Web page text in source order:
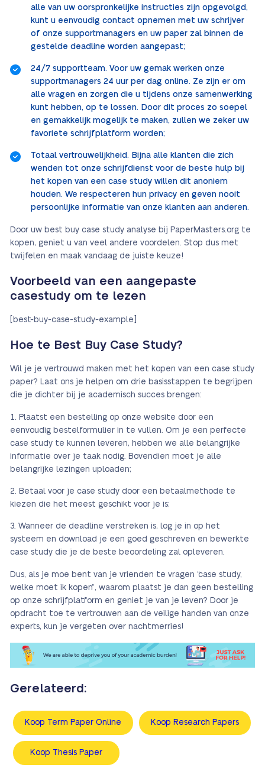
alle van uw oorspronkelijke instructies zijn opgevolgd,
kunt u eenvoudig contact opnemen met uw schrijver
of onze supportmanagers en uw paper zal binnen de
gestelde deadline worden aangepast;
24/7 supportteam. Voor uw gemak werken onze
supportmanagers 24 uur per dag online. Ze zijn er om
alle vragen en zorgen die u tijdens onze samenwerking
kunt hebben, op te lossen. Door dit proces zo soepel
en gemakkelijk mogelijk te maken, zullen we zeker uw
favoriete schrijfplatform worden;
Totaal vertrouwelijkheid. Bijna alle klanten die zich
wenden tot onze schrijfdienst voor de beste hulp bij
het kopen van een case study willen dit anoniem
houden. We respecteren hun privacy en geven nooit
persoonlijke informatie van onze klanten aan anderen.
Door uw best buy case study analyse bij PaperMasters.org te
kopen, geniet u van veel andere voordelen. Stop dus met
twijfelen en maak vandaag de juiste keuze!
Voorbeeld van een aangepaste
casestudy om te lezen
[best-buy-case-study-example]
Hoe te Best Buy Case Study?
Wil je je vertrouwd maken met het kopen van een case study
paper? Laat ons je helpen om drie basisstappen te begrijpen
die je dichter bij je academisch succes brengen:
Plaatst een bestelling op onze website door een
eenvoudig bestelformulier in te vullen. Om je een perfecte
case study te kunnen leveren, hebben we alle belangrijke
informatie over je taak nodig. Bovendien moet je alle
belangrijke lezingen uploaden;
Betaal voor je case study door een betaalmethode te
kiezen die het meest geschikt voor je is;
Wanneer de deadline verstreken is, log je in op het
systeem en download je een goed geschreven en bewerkte
case study die je de beste beoordeling zal opleveren.
Dus, als je moe bent van je vrienden te vragen “case study,
welke moet ik kopen”, waarom plaatst je dan geen bestelling
op onze schrijfplatform en geniet je van je leven? Door je
opdracht toe te vertrouwen aan de veilige handen van onze
experts, kun je vergeten over nachtmerries!
Gerelateerd:
Koop Term Paper Online Koop Research Papers
Koop Thesis Paper